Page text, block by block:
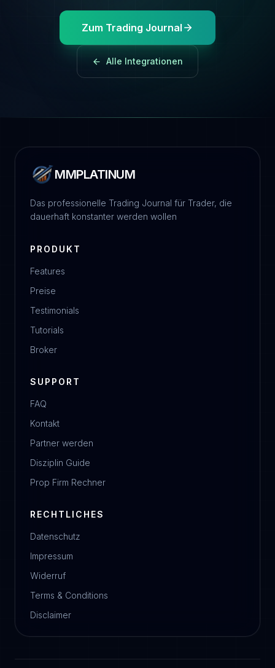
Zum Trading Journal
Alle Integrationen
MMPLATINUM
Das professionelle Trading Journal für Trader, die
dauerhaft konstanter werden wollen
PRODUKT
Features
Preise
Testimonials
Tutorials
Broker
SUPPORT
FAQ
Kontakt
Partner werden
Disziplin Guide
Prop Firm Rechner
RECHTLICHES
Datenschutz
Impressum
Widerruf
Terms & Conditions
Disclaimer